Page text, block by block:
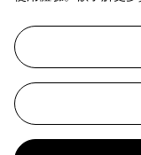
Tylee Abbott
Senior
tabbott@christies.com